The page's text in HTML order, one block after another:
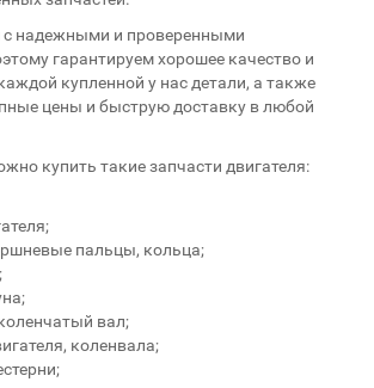
надежными и проверенными
гарантируем хорошее качество и
купленной у нас детали, а также
цены и быструю доставку в любой
купить такие запчасти двигателя:
пальцы, кольца;
вал;
коленвала;